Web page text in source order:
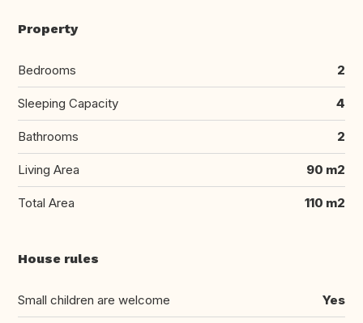
Property
Bedrooms 2
Sleeping Capacity 4
Bathrooms 2
Living Area 90 m2
Total Area 110 m2
House rules
Small children are welcome Yes